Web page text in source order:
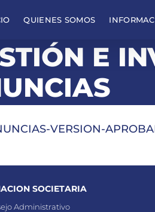
QUIENES SOMOS
E
VERSION-
SOCIETARIA
Administrativo